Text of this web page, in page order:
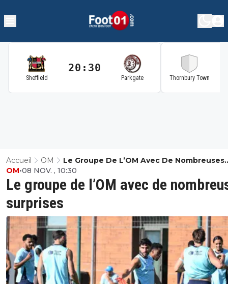
Sheffield
20:30
Parkgate Thornbury Town
Accueil OM
Le Groupe De L’OM Avec De Nombreuses
Surprises
Le groupe de l’OM avec de
surprises
OM•08 NOV. , 10:30